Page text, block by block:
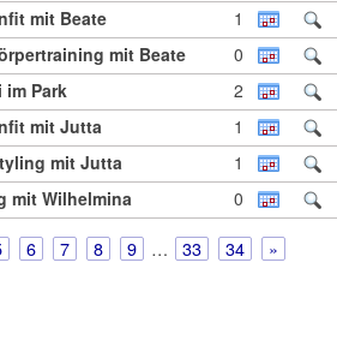
mit Beate
1
mit Beate
0
im Park
2
mit Jutta
1
mit Jutta
1
mit Wilhelmina 0
6 7 8 9 … 33 34